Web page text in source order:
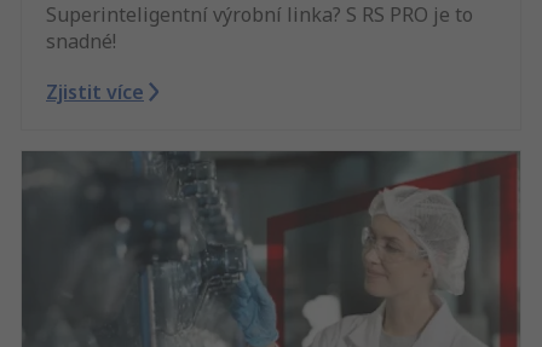
Superinteligentní výrobní linka? S RS PRO je to
snadné!
Zjistit více